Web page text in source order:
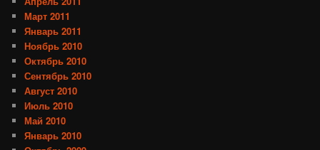
Март 2011
Январь 2011
Ноябрь 2010
Октябрь 2010
Сентябрь 2010
Август 2010
Июль 2010
Май 2010
Январь 2010